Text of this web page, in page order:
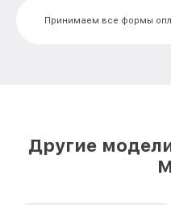
Принимаем все формы
Другие